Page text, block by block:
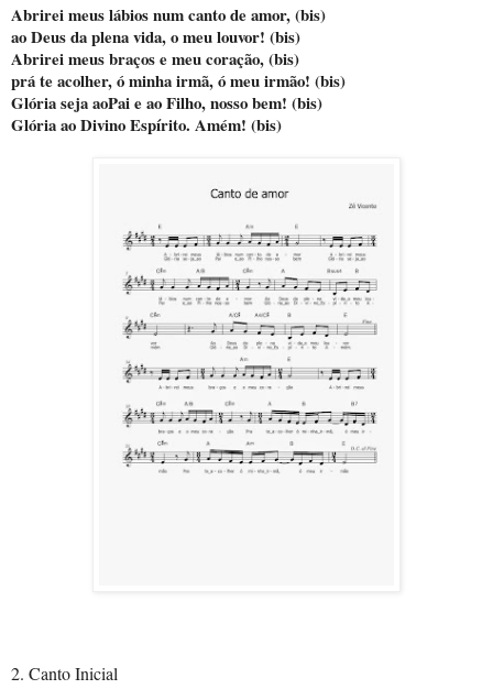
Abrirei meus lábios num canto de amor, (bis)
ao Deus da plena vida, o meu louvor! (bis)
Abrirei meus braços e meu coração, (bis)
prá te acolher, ó minha irmã, ó meu irmão! (bis)
Glória seja aoPai e ao Filho, nosso bem! (bis)
Glória ao Divino Espírito. Amém! (bis)
2. Canto Inicial